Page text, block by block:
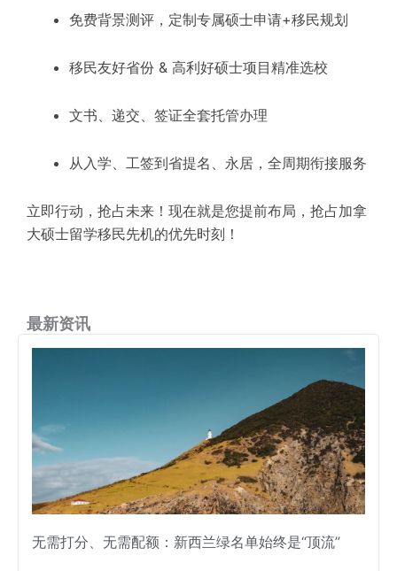
免费背景测评，定制专属硕士申请+移民规划
移民友好省份 & 高利好硕士项目精准选校
文书、递交、签证全套托管办理
从入学、工签到省提名、永居，全周期衔接服务
立即行动，抢占未来！现在就是您提前布局，抢占加拿
大硕士留学移民先机的优先时刻！
最新资讯
无需打分、无需配额：新西兰绿名单始终是“顶流”